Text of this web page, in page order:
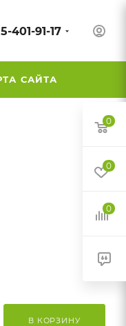
401-91-17
САЙТА
В КОРЗИНУ
0
0
0